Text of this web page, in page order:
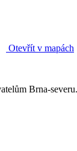
Otevřít v mapách
Brna-severu.